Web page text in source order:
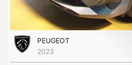
PEUGEOT
2023